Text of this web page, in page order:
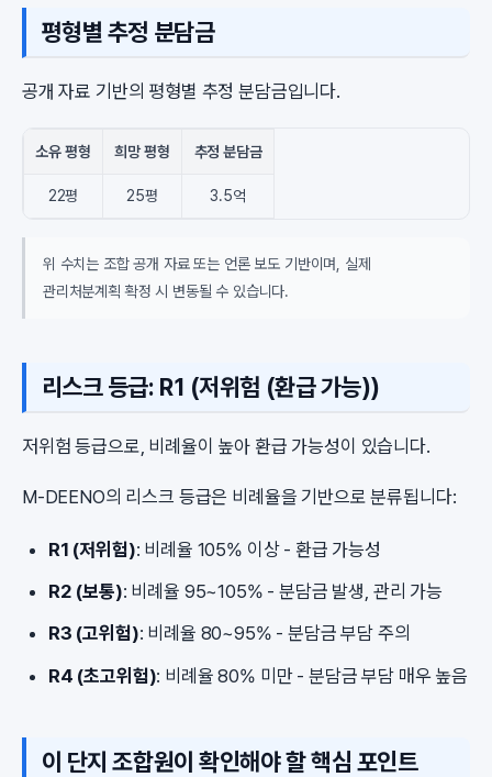
평형별 추정 분담금
공개 자료 기반의 평형별 추정 분담금입니다.
소유 평형 희망 평형 추정 분담금
22평 25평 3.5억
위 수치는 조합 공개 자료 또는 언론 보도 기반이며, 실제
관리처분계획 확정 시 변동될 수 있습니다.
리스크 등급: R1 (저위험 (환급 가능))
저위험 등급으로, 비례율이 높아 환급 가능성이 있습니다.
M-DEENO의 리스크 등급은 비례율을 기반으로 분류됩니다:
R1 (저위험): 비례율 105% 이상 - 환급 가능성
R2 (보통): 비례율 95~105% - 분담금 발생, 관리 가능
R3 (고위험): 비례율 80~95% - 분담금 부담 주의
R4 (초고위험): 비례율 80% 미만 - 분담금 부담 매우 높음
이 단지 조합원이 확인해야 할 핵심 포인트